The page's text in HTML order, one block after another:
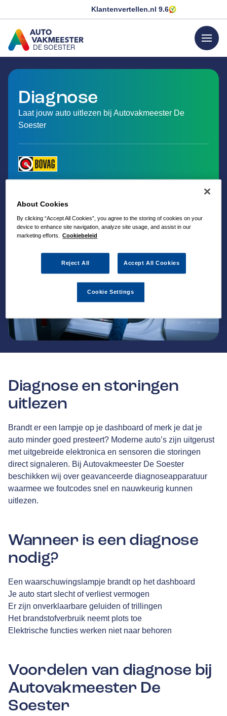
Klantenvertellen.nl 9.6
DE SOESTER
GA NAAR DE HOMEPAGINA
menu
Diagnose
Laat jouw auto uitlezen bij Autovakmeester De
Soester
Diagnose en storingen
uitlezen
Brandt er een lampje op je dashboard of merk je dat je
auto minder goed presteert? Moderne auto’s zijn uitgerust
met uitgebreide elektronica en sensoren die storingen
direct signaleren. Bij Autovakmeester De Soester
beschikken wij over geavanceerde diagnoseapparatuur
waarmee we foutcodes snel en nauwkeurig kunnen
uitlezen.
Wanneer is een diagnose
nodig?
Een waarschuwingslampje brandt op het dashboard
Je auto start slecht of verliest vermogen
Er zijn onverklaarbare geluiden of trillingen
Het brandstofverbruik neemt plots toe
Elektrische functies werken niet naar behoren
Voordelen van diagnose bij
Autovakmeester De
Soester
About Cookies
By clicking “Accept All Cookies”, you agree to the storing of cookies on your
device to enhance site navigation, analyze site usage, and assist in our
marketing efforts. Cookiebeleid
Reject All Accept All Cookies
Cookie Settings